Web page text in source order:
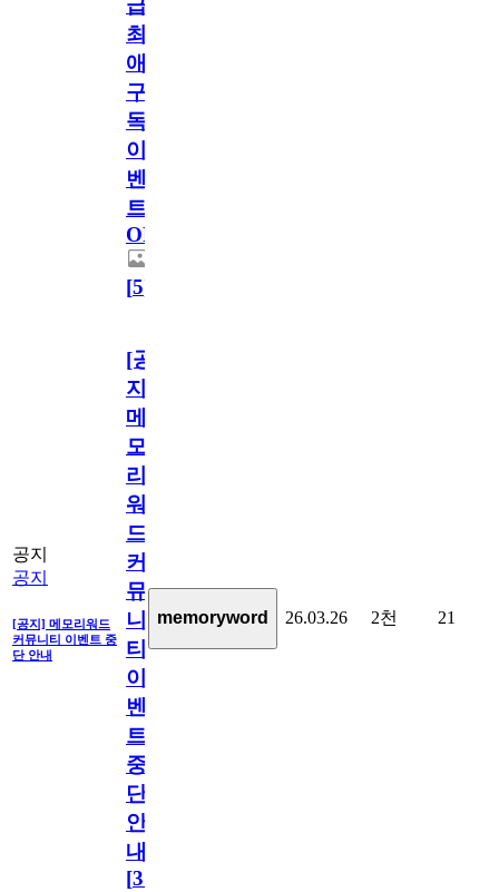
급!
최
애
구
독
이
벤
트
OPEN!
[5]
공지
공지
[공지] 메모리워드
커뮤니티 이벤트 중
단 안내
[공
지]
메
모
리
워
드
커
뮤
니
티
이
벤
트
중
단
안
내
[31
memoryword 26.03.26 2천 21